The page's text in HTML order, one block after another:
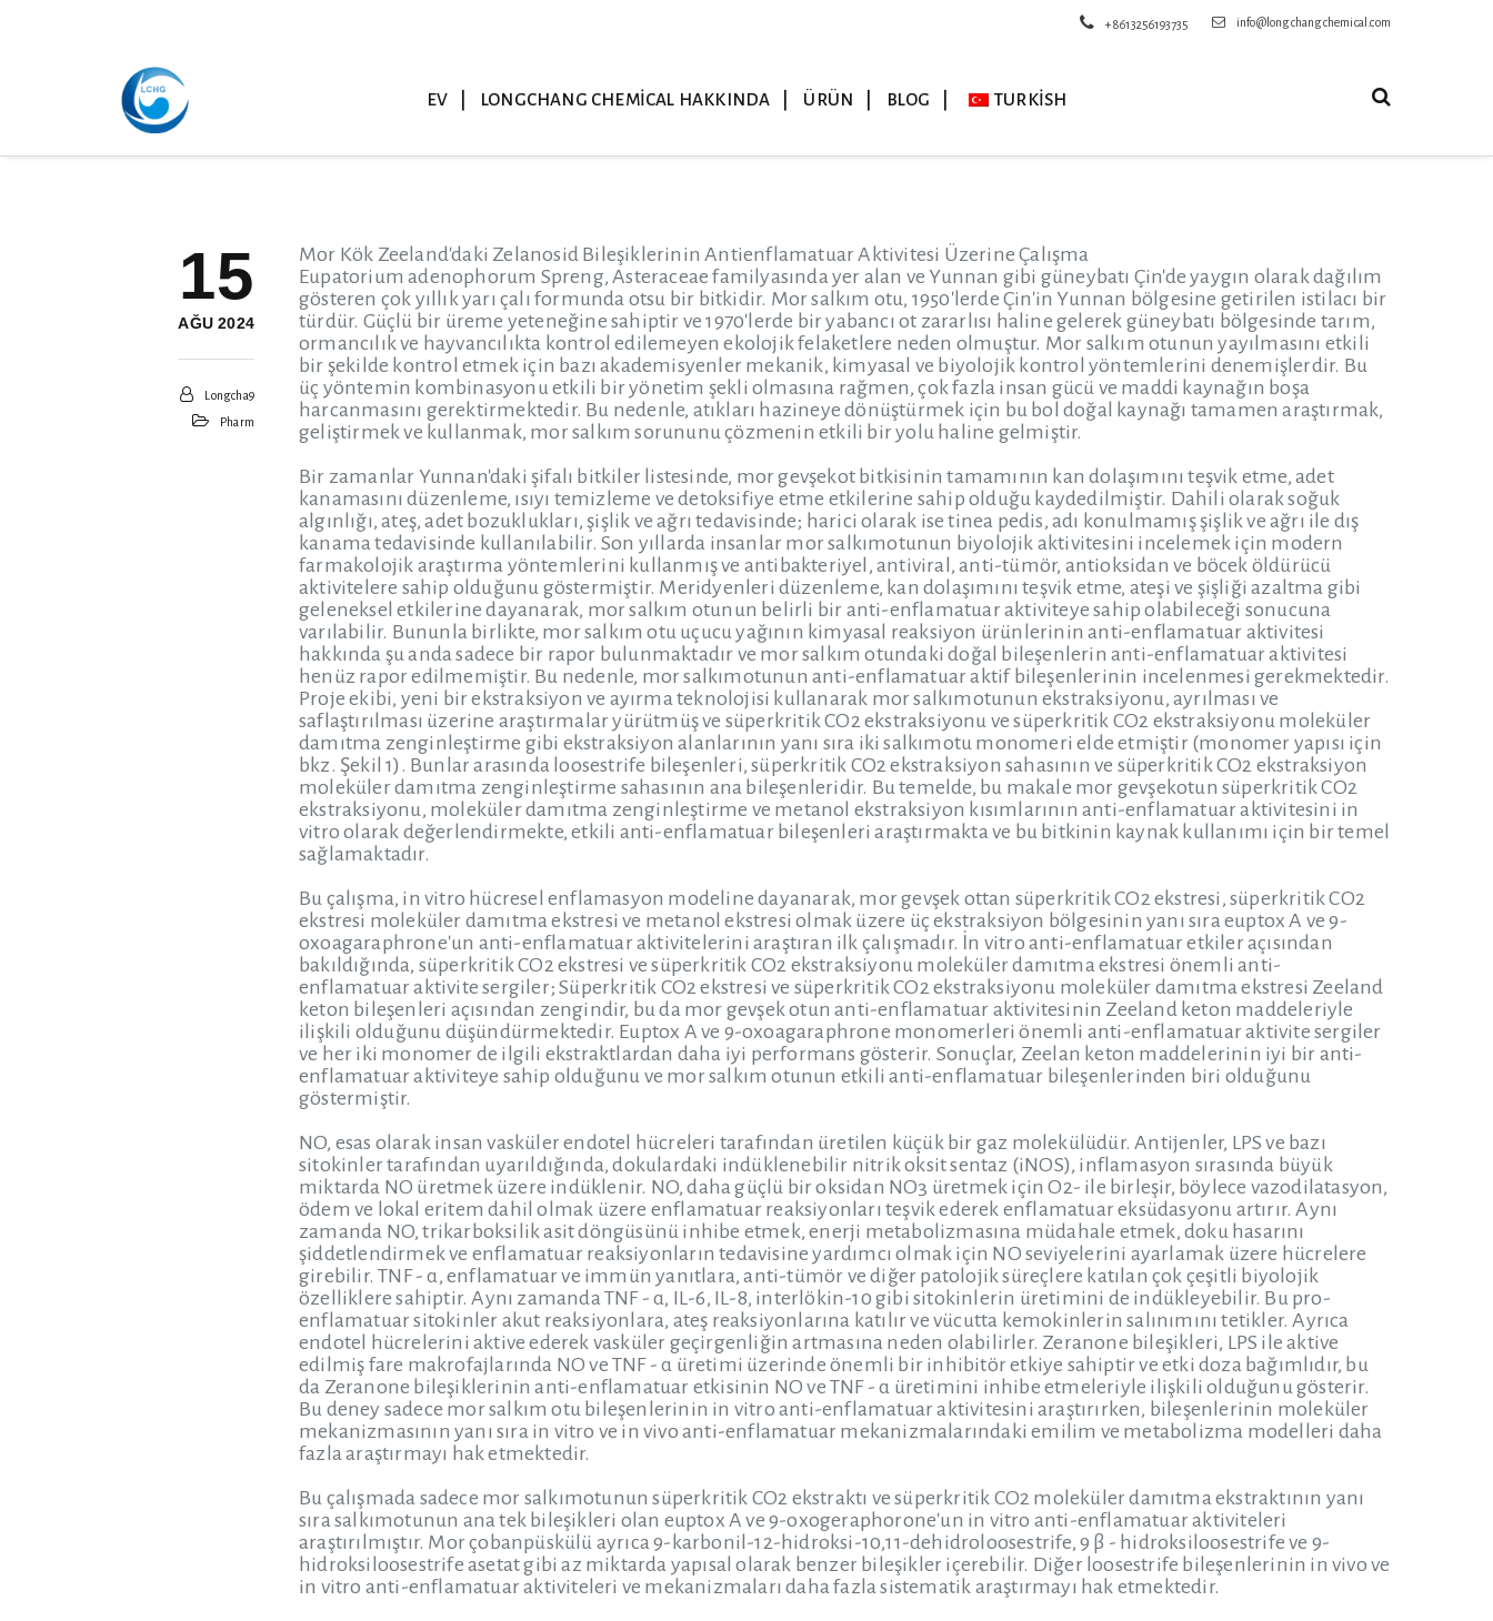
info@longchangchemical.com
+8613256193735
EV LONGCHANG CHEMICAL HAKKINDA ÜRÜN BLOG TURKISH
15
AĞU 2024
Longcha9
Pharm
Mor Kök Zeeland'daki Zelanosid Bileşiklerinin Antienflamatuar Aktivitesi Üzerine Çalışma
Eupatorium adenophorum Spreng, Asteraceae familyasında yer alan ve Yunnan gibi güneybatı Çin'de yaygın olarak dağılım
gösteren çok yıllık yarı çalı formunda otsu bir bitkidir. Mor salkım otu, 1950'lerde Çin'in Yunnan bölgesine getirilen istilacı bir
türdür. Güçlü bir üreme yeteneğine sahiptir ve 1970'lerde bir yabancı ot zararlısı haline gelerek güneybatı bölgesinde tarım,
ormancılık ve hayvancılıkta kontrol edilemeyen ekolojik felaketlere neden olmuştur. Mor salkım otunun yayılmasını etkili
bir şekilde kontrol etmek için bazı akademisyenler mekanik, kimyasal ve biyolojik kontrol yöntemlerini denemişlerdir. Bu
üç yöntemin kombinasyonu etkili bir yönetim şekli olmasına rağmen, çok fazla insan gücü ve maddi kaynağın boşa
harcanmasını gerektirmektedir. Bu nedenle, atıkları hazineye dönüştürmek için bu bol doğal kaynağı tamamen araştırmak,
geliştirmek ve kullanmak, mor salkım sorununu çözmenin etkili bir yolu haline gelmiştir.
Bir zamanlar Yunnan'daki şifalı bitkiler listesinde, mor gevşekot bitkisinin tamamının kan dolaşımını teşvik etme, adet
kanamasını düzenleme, ısıyı temizleme ve detoksifiye etme etkilerine sahip olduğu kaydedilmiştir. Dahili olarak soğuk
algınlığı, ateş, adet bozuklukları, şişlik ve ağrı tedavisinde; harici olarak ise tinea pedis, adı konulmamış şişlik ve ağrı ile dış
kanama tedavisinde kullanılabilir. Son yıllarda insanlar mor salkımotunun biyolojik aktivitesini incelemek için modern
farmakolojik araştırma yöntemlerini kullanmış ve antibakteriyel, antiviral, anti-tümör, antioksidan ve böcek öldürücü
aktivitelere sahip olduğunu göstermiştir. Meridyenleri düzenleme, kan dolaşımını teşvik etme, ateşi ve şişliği azaltma gibi
geleneksel etkilerine dayanarak, mor salkım otunun belirli bir anti-enflamatuar aktiviteye sahip olabileceği sonucuna
varılabilir. Bununla birlikte, mor salkım otu uçucu yağının kimyasal reaksiyon ürünlerinin anti-enflamatuar aktivitesi
hakkında şu anda sadece bir rapor bulunmaktadır ve mor salkım otundaki doğal bileşenlerin anti-enflamatuar aktivitesi
henüz rapor edilmemiştir. Bu nedenle, mor salkımotunun anti-enflamatuar aktif bileşenlerinin incelenmesi gerekmektedir.
Proje ekibi, yeni bir ekstraksiyon ve ayırma teknolojisi kullanarak mor salkımotunun ekstraksiyonu, ayrılması ve
saflaştırılması üzerine araştırmalar yürütmüş ve süperkritik CO2 ekstraksiyonu ve süperkritik CO2 ekstraksiyonu moleküler
damıtma zenginleştirme gibi ekstraksiyon alanlarının yanı sıra iki salkımotu monomeri elde etmiştir (monomer yapısı için
bkz. Şekil 1). Bunlar arasında loosestrife bileşenleri, süperkritik CO2 ekstraksiyon sahasının ve süperkritik CO2 ekstraksiyon
moleküler damıtma zenginleştirme sahasının ana bileşenleridir. Bu temelde, bu makale mor gevşekotun süperkritik CO2
ekstraksiyonu, moleküler damıtma zenginleştirme ve metanol ekstraksiyon kısımlarının anti-enflamatuar aktivitesini in
vitro olarak değerlendirmekte, etkili anti-enflamatuar bileşenleri araştırmakta ve bu bitkinin kaynak kullanımı için bir temel
sağlamaktadır.
Bu çalışma, in vitro hücresel enflamasyon modeline dayanarak, mor gevşek ottan süperkritik CO2 ekstresi, süperkritik CO2
ekstresi moleküler damıtma ekstresi ve metanol ekstresi olmak üzere üç ekstraksiyon bölgesinin yanı sıra euptox A ve 9-
oxoagaraphrone'un anti-enflamatuar aktivitelerini araştıran ilk çalışmadır. İn vitro anti-enflamatuar etkiler açısından
bakıldığında, süperkritik CO2 ekstresi ve süperkritik CO2 ekstraksiyonu moleküler damıtma ekstresi önemli anti-
enflamatuar aktivite sergiler; Süperkritik CO2 ekstresi ve süperkritik CO2 ekstraksiyonu moleküler damıtma ekstresi Zeeland
keton bileşenleri açısından zengindir, bu da mor gevşek otun anti-enflamatuar aktivitesinin Zeeland keton maddeleriyle
ilişkili olduğunu düşündürmektedir. Euptox A ve 9-oxoagaraphrone monomerleri önemli anti-enflamatuar aktivite sergiler
ve her iki monomer de ilgili ekstraktlardan daha iyi performans gösterir. Sonuçlar, Zeelan keton maddelerinin iyi bir anti-
enflamatuar aktiviteye sahip olduğunu ve mor salkım otunun etkili anti-enflamatuar bileşenlerinden biri olduğunu
göstermiştir.
NO, esas olarak insan vasküler endotel hücreleri tarafından üretilen küçük bir gaz molekülüdür. Antijenler, LPS ve bazı
sitokinler tarafından uyarıldığında, dokulardaki indüklenebilir nitrik oksit sentaz (iNOS), inflamasyon sırasında büyük
miktarda NO üretmek üzere indüklenir. NO, daha güçlü bir oksidan NO3 üretmek için O2- ile birleşir, böylece vazodilatasyon,
ödem ve lokal eritem dahil olmak üzere enflamatuar reaksiyonları teşvik ederek enflamatuar eksüdasyonu artırır. Aynı
zamanda NO, trikarboksilik asit döngüsünü inhibe etmek, enerji metabolizmasına müdahale etmek, doku hasarını
şiddetlendirmek ve enflamatuar reaksiyonların tedavisine yardımcı olmak için NO seviyelerini ayarlamak üzere hücrelere
girebilir. TNF - α, enflamatuar ve immün yanıtlara, anti-tümör ve diğer patolojik süreçlere katılan çok çeşitli biyolojik
özelliklere sahiptir. Aynı zamanda TNF - α, IL-6, IL-8, interlökin-10 gibi sitokinlerin üretimini de indükleyebilir. Bu pro-
enflamatuar sitokinler akut reaksiyonlara, ateş reaksiyonlarına katılır ve vücutta kemokinlerin salınımını tetikler. Ayrıca
endotel hücrelerini aktive ederek vasküler geçirgenliğin artmasına neden olabilirler. Zeranone bileşikleri, LPS ile aktive
edilmiş fare makrofajlarında NO ve TNF - α üretimi üzerinde önemli bir inhibitör etkiye sahiptir ve etki doza bağımlıdır, bu
da Zeranone bileşiklerinin anti-enflamatuar etkisinin NO ve TNF - α üretimini inhibe etmeleriyle ilişkili olduğunu gösterir.
Bu deney sadece mor salkım otu bileşenlerinin in vitro anti-enflamatuar aktivitesini araştırırken, bileşenlerinin moleküler
mekanizmasının yanı sıra in vitro ve in vivo anti-enflamatuar mekanizmalarındaki emilim ve metabolizma modelleri daha
fazla araştırmayı hak etmektedir.
Bu çalışmada sadece mor salkımotunun süperkritik CO2 ekstraktı ve süperkritik CO2 moleküler damıtma ekstraktının yanı
sıra salkımotunun ana tek bileşikleri olan euptox A ve 9-oxogeraphorone'un in vitro anti-enflamatuar aktiviteleri
araştırılmıştır. Mor çobanpüskülü ayrıca 9-karbonil-12-hidroksi-10,11-dehidroloosestrife, 9 β - hidroksiloosestrife ve 9-
hidroksiloosestrife asetat gibi az miktarda yapısal olarak benzer bileşikler içerebilir. Diğer loosestrife bileşenlerinin in vivo ve
in vitro anti-enflamatuar aktiviteleri ve mekanizmaları daha fazla sistematik araştırmayı hak etmektedir.